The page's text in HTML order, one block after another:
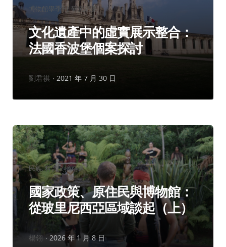
分
類：
博物館學季刊 研究紀要
文化遺產中的虛實展示整合：
法國香波堡個案探討
作
劉君祺 2021 年 7 月 30 日
分
類：
民族 科普文摘精選
國家政策、原住民與博物館：
從玻里尼西亞區域談起（上）
作
楊翎 2026 年 1 月 8 日